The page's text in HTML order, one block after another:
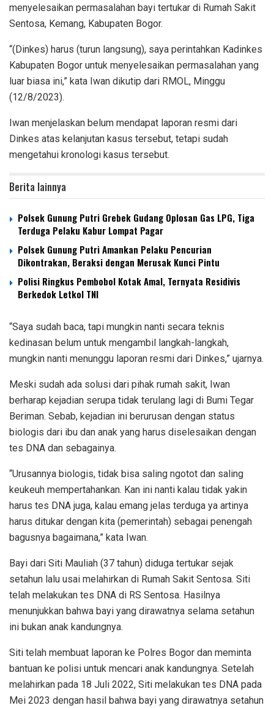
menyelesaikan permasalahan bayi tertukar di Rumah Sakit
Sentosa, Kemang, Kabupaten Bogor.
“(Dinkes) harus (turun langsung), saya perintahkan Kadinkes
Kabupaten Bogor untuk menyelesaikan permasalahan yang
luar biasa ini,” kata Iwan dikutip dari RMOL, Minggu
(12/8/2023).
Iwan menjelaskan belum mendapat laporan resmi dari
Dinkes atas kelanjutan kasus tersebut, tetapi sudah
mengetahui kronologi kasus tersebut.
Berita lainnya
Polsek Gunung Putri Grebek Gudang Oplosan Gas LPG, Tiga
Terduga Pelaku Kabur Lompat Pagar
Polsek Gunung Putri Amankan Pelaku Pencurian
Dikontrakan, Beraksi dengan Merusak Kunci Pintu
Polisi Ringkus Pembobol Kotak Amal, Ternyata Residivis
Berkedok Letkol TNI
“Saya sudah baca, tapi mungkin nanti secara teknis
kedinasan belum untuk mengambil langkah-langkah,
mungkin nanti menunggu laporan resmi dari Dinkes,” ujarnya.
Meski sudah ada solusi dari pihak rumah sakit, Iwan
berharap kejadian serupa tidak terulang lagi di Bumi Tegar
Beriman. Sebab, kejadian ini berurusan dengan status
biologis dari ibu dan anak yang harus diselesaikan dengan
tes DNA dan sebagainya.
“Urusannya biologis, tidak bisa saling ngotot dan saling
keukeuh mempertahankan. Kan ini nanti kalau tidak yakin
harus tes DNA juga, kalau emang jelas terduga ya artinya
harus ditukar dengan kita (pemerintah) sebagai penengah
bagusnya bagaimana,” kata Iwan.
Bayi dari Siti Mauliah (37 tahun) diduga tertukar sejak
setahun lalu usai melahirkan di Rumah Sakit Sentosa. Siti
telah melakukan tes DNA di RS Sentosa. Hasilnya
menunjukkan bahwa bayi yang dirawatnya selama setahun
ini bukan anak kandungnya.
Siti telah membuat laporan ke Polres Bogor dan meminta
bantuan ke polisi untuk mencari anak kandungnya. Setelah
melahirkan pada 18 Juli 2022, Siti melakukan tes DNA pada
Mei 2023 dengan hasil bahwa bayi yang dirawatnya setahun